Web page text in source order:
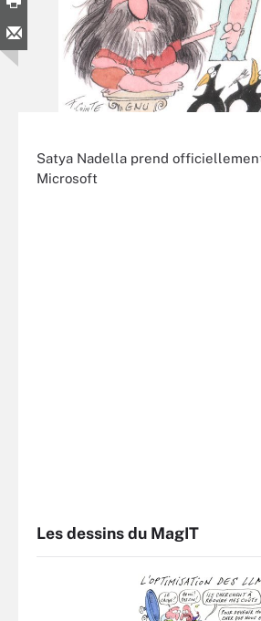
Satya Nadella prend
Microsoft
Les dessins du MagIT